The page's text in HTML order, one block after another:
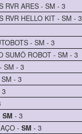
RVR ARES - SM - 3
RVR HELLO KIT - SM - 3
- SM - 3
SUMÔ ROBOT - SM - 3
SM - 3
- 3
3
SM - 3
- SM - 3